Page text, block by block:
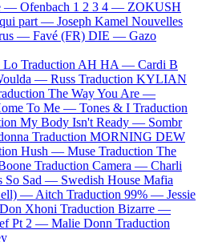
— Ofenbach 1 2 3 4 — ZOKUSH
part — Joseph Kamel Nouvelles
— Favé (FR) DIE — Gazo
Lo Traduction AH HA — Cardi B
— Russ Traduction KYLIAN
The Way You Are —
To Me — Tones & I Traduction
My Body Isn't Ready — Sombr
Traduction MORNING DEW
Hush — Muse Traduction The
Traduction Camera — Charli
So Sad — Swedish House Mafia
— Aitch Traduction 99% — Jessie
Don Xhoni Traduction Bizarre —
Pt 2 — Malie Donn Traduction